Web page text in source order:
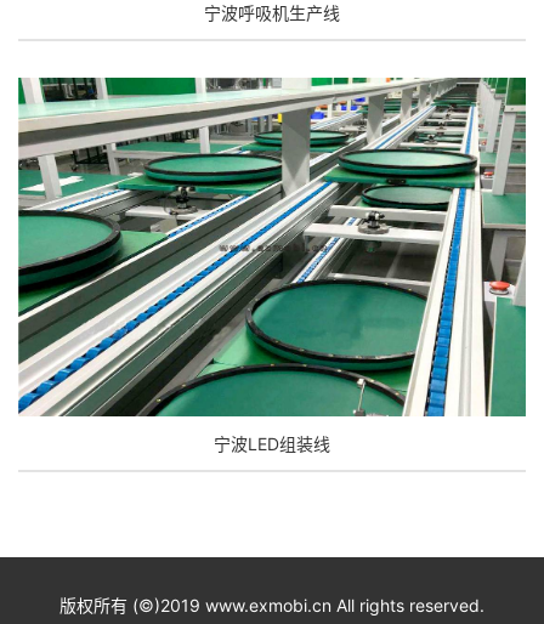
宁波呼吸机生产线
宁波LED组装线
版权所有 (©)2019 www.exmobi.cn All rights reserved.